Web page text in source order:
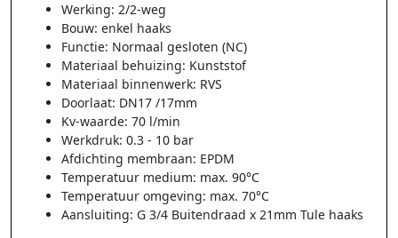
Werking: 2/2-weg
Bouw: enkel haaks
Functie: Normaal gesloten (NC)
Materiaal behuizing: Kunststof
Materiaal binnenwerk: RVS
Doorlaat: DN17 /17mm
Kv-waarde: 70 l/min
Werkdruk: 0.3 - 10 bar
Afdichting membraan: EPDM
Temperatuur medium: max. 90°C
Temperatuur omgeving: max. 70°C
Aansluiting: G 3/4 Buitendraad x 21mm Tule haaks